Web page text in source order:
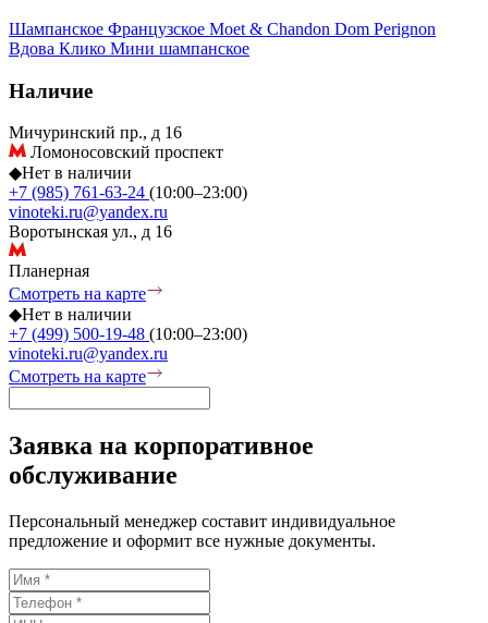
Шампанское Французское Moet & Chandon Dom Perignon
Вдова Клико Мини шампанское
Наличие
Мичуринский пр., д 16
Ломоносовский проспект
◆Нет в наличии
+7 (985) 761-63-24 (10:00–23:00)
vinoteki.ru@yandex.ru
Воротынская ул., д 16
Планерная
Смотреть на карте
◆Нет в наличии
+7 (499) 500-19-48 (10:00–23:00)
vinoteki.ru@yandex.ru
Смотреть на карте
Заявка на корпоративное
обслуживание
Персональный менеджер составит индивидуальное
предложение и оформит все нужные документы.